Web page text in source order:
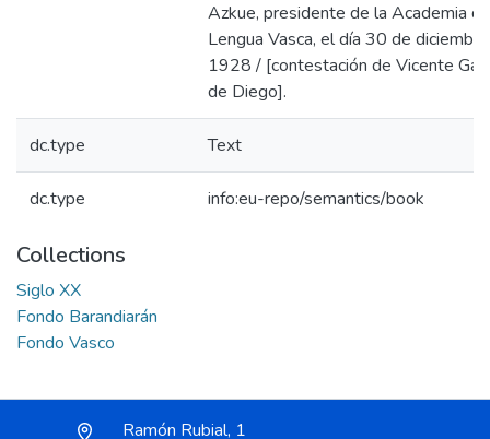
Azkue, presidente de la Academia
Lengua Vasca, el día 30 de
1928 / [contestación de Vicente
de Diego].
dc.type Text
dc.type info:eu-repo/semantics/book
Collections
Siglo XX
Fondo Barandiarán
Fondo Vasco
Ramón Rubial, 1